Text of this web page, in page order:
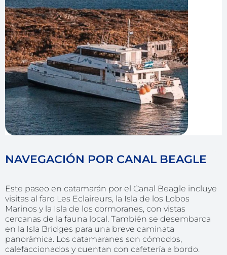
NAVEGACIÓN POR CANAL BEAGLE
Este paseo en catamarán por el Canal Beagle incluye
visitas al faro Les Eclaireurs, la Isla de los Lobos
Marinos y la Isla de los cormoranes, con vistas
cercanas de la fauna local. También se desembarca
en la Isla Bridges para una breve caminata
panorámica. Los catamaranes son cómodos,
calefaccionados y cuentan con cafetería a bordo.